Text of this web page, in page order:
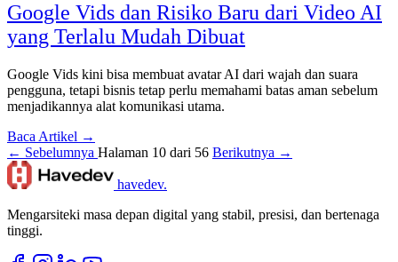
Google Vids dan Risiko Baru dari Video AI
yang Terlalu Mudah Dibuat
Google Vids kini bisa membuat avatar AI dari wajah dan suara
pengguna, tetapi bisnis tetap perlu memahami batas aman sebelum
menjadikannya alat komunikasi utama.
Baca Artikel →
← Sebelumnya Halaman 10 dari 56 Berikutnya →
havedev.
Mengarsiteki masa depan digital yang stabil, presisi, dan bertenaga
tinggi.